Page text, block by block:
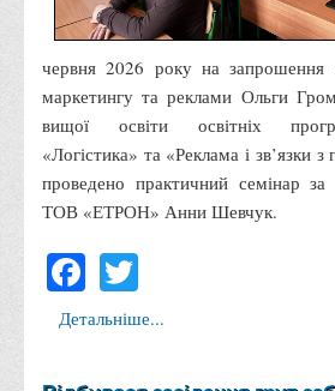
Технічних засобів навчання
Редакційно-видавничий
Центри
Ресурсний центр зі сталого
Моніторингу якості освітнього
Грантових проєктів
Грантові проєкти ВТЕІ ДТЕУ
червня 2026 року на запрошення
маркетингу та реклами Ольги
вищої освіти освітніх
«Логістика» та «Реклама і зв’язки
проведено практичний семінар
ТОВ «ЕТРОН» Анни Шевчук.
Facebook
Детальніше...